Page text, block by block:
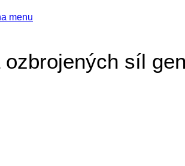
menu
ozbrojených síl